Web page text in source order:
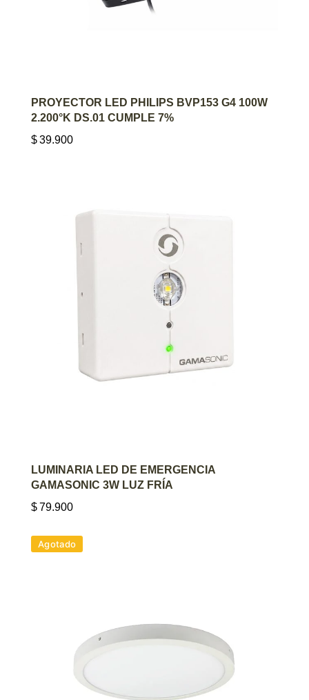
AGREGAR AL CARRITO
PROYECTOR LED PHILIPS BVP153 G4 100W
2.200°K DS.01 CUMPLE 7%
$39.900
AGREGAR AL CARRITO
LUMINARIA LED DE EMERGENCIA
GAMASONIC 3W LUZ FRÍA
$79.900
Agotado